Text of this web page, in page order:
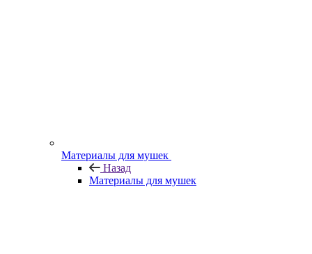
Материалы для мушек
Назад
Материалы для мушек